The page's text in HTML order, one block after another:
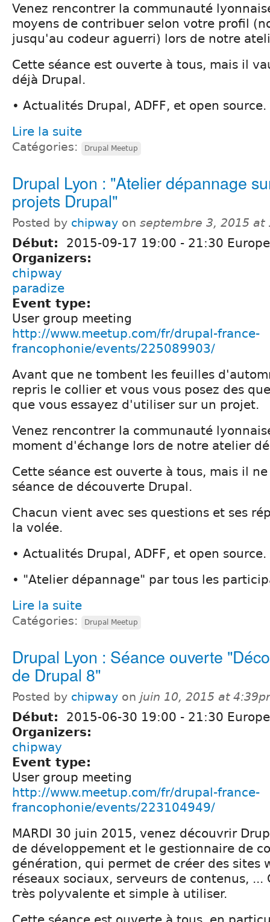
Venez rencontrer la communauté
moyens de contribuer selon votre profil
jusqu'au codeur aguerri) lors de notre
Cette séance est ouverte à tous, mais il
déjà Drupal.
• Actualités Drupal, ADFF, et open source.
Lire la suite
Catégories: Drupal Meetup
Drupal Lyon : "Atelier dépannage
projets Drupal"
Posted by chipway on septembre 3, 2015 at
Début: 2015-09-17 19:00 - 21:30
Organizers:
chipway
paradize
Event type:
User group meeting
http://www.meetup.com/fr/drupal-france-
francophonie/events/225089903/
Avant que ne tombent les feuilles
repris le collier et vous vous posez des
que vous essayez d'utiliser sur un projet.
Venez rencontrer la communauté
moment d'échange lors de notre atelier
Cette séance est ouverte à tous, mais il
séance de découverte Drupal.
Chacun vient avec ses questions et ses
la volée.
• Actualités Drupal, ADFF, et open source.
• "Atelier dépannage" par tous les
Lire la suite
Catégories: Drupal Meetup
Drupal Lyon : Séance ouverte
de Drupal 8"
Posted by chipway on juin 10, 2015 at
Début: 2015-06-30 19:00 - 21:30
Organizers:
chipway
Event type:
User group meeting
http://www.meetup.com/fr/drupal-france-
francophonie/events/223104949/
MARDI 30 juin 2015, venez découvrir
de développement et le gestionnaire de
génération, qui permet de créer des sites
réseaux sociaux, serveurs de contenus,
très polyvalente et simple à utiliser.